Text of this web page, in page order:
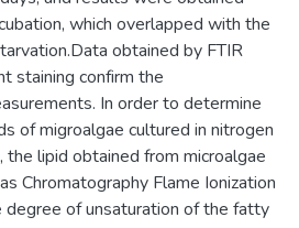
which overlapped with the
obtained by FTIR
staining confirm the
In order to determine
of migroalgae cultured in nitrogen
the lipid obtained from microalgae
Chromatography Flame Ionization
degree of unsaturation of the fatty